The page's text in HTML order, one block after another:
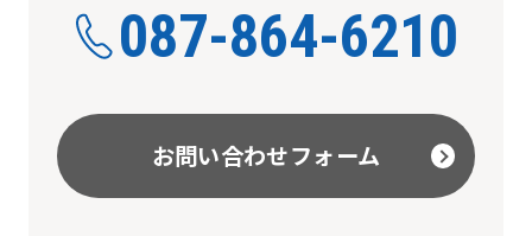
087-864-6210
お問い合わせフォーム